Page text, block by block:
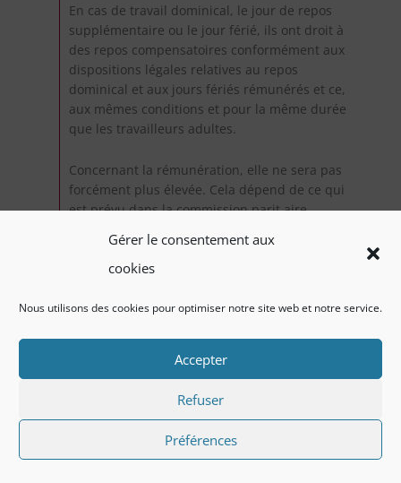
Gérer le consentement aux
cookies
Nous utilisons des cookies pour optimiser notre site web et notre service.
Accepter
Refuser
Préférences
En cas de travail dominical, le jour de repos
supplémentaire ou le jour férié, ils ont droit à
des repos compensatoires conformément aux
dispositions légales relatives au repos
dominical et aux jours fériés rémunérés et ce,
aux mêmes conditions et pour la même durée
que les travailleurs adultes.
Concernant la rémunération, elle ne sera pas
forcément plus élevée. Cela dépend de ce qui
est prévu dans la commission parit aire.
Cordialement,
inforjeunes@jeminforme.be
https://www.mobilitedesjeunes.be
Répondre